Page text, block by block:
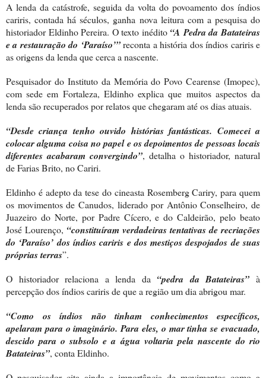
A lenda da catástrofe, seguida da volta do povoamento dos índios
cariris, contada há séculos, ganha nova leitura com a pesquisa do
historiador Eldinho Pereira. O texto inédito “A Pedra da Batateiras
e a restauração do ‘Paraíso’”reconta a história dos índios cariris e
as origens da lenda que cerca a nascente.
Pesquisador do Instituto da Memória do Povo Cearense (Imopec),
com sede em Fortaleza, Eldinho explica que muitos aspectos da
lenda são recuperados por relatos que chegaram até os dias atuais.
“Desde criança tenho ouvido histórias fantásticas. Comecei a
colocar alguma coisa no papel e os depoimentos de pessoas locais
diferentes acabaram convergindo”, detalha o historiador, natural
de Farias Brito, no Cariri.
Eldinho é adepto da tese do cineasta Rosemberg Cariry, para quem
os movimentos de Canudos, liderado por Antônio Conselheiro, de
Juazeiro do Norte, por Padre Cícero, e do Caldeirão, pelo beato
José Lourenço, “constituíram verdadeiras tentativas de recriações
do ‘Paraíso’ dos índios cariris e dos mestiços despojados de suas
próprias terras”.
O historiador relaciona a lenda da “pedra da Batateiras” à
percepção dos índios cariris de que a região um dia abrigou mar.
“Como os índios não tinham conhecimentos específicos,
apelaram para o imaginário. Para eles, o mar tinha se evacuado,
descido para o subsolo e a água voltaria pela nascente do rio
Batateiras”, conta Eldinho.